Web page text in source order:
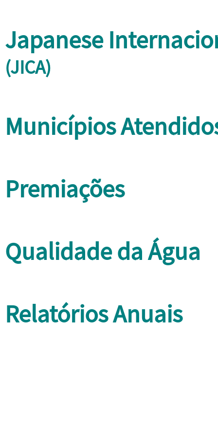
Japanese
(JICA)
Municípios
Premiações
Qualidade da Água
Relatórios Anuais